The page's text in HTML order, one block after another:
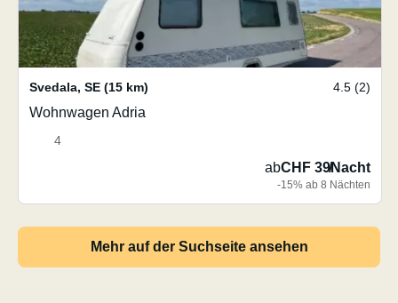
Svedala, SE (15 km) 4.5 (2)
Wohnwagen Adria
4
abCHF 39/Nacht
-15% ab 8 Nächten
Mehr auf der Suchseite ansehen